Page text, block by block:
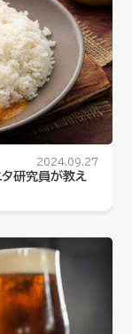
2024.09.27
研究員が教え